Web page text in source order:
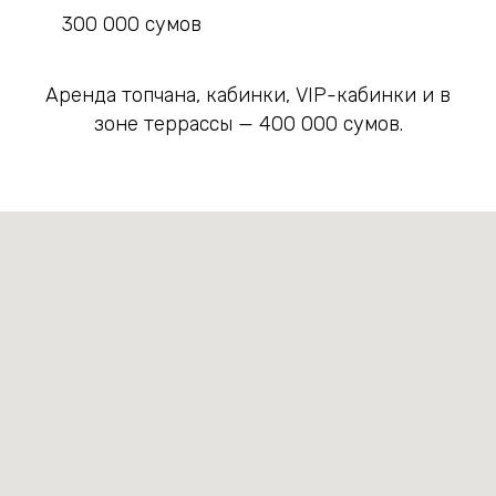
300 000 сумов
Аренда топчана, кабинки, VIP-кабинки и в
зоне террассы — 400 000 сумов.